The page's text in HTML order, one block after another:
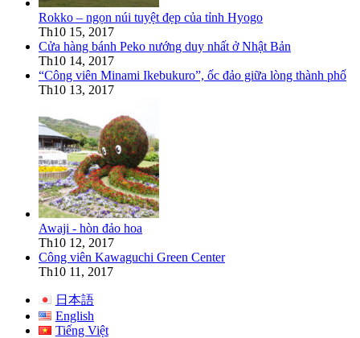
Rokko – ngọn núi tuyệt đẹp của tỉnh Hyogo
Th10 15, 2017
Cửa hàng bánh Peko nướng duy nhất ở Nhật Bản
Th10 14, 2017
“Công viên Minami Ikebukuro”, ốc đảo giữa lòng thành phố
Th10 13, 2017
Awaji - hòn đảo hoa
Th10 12, 2017
Công viên Kawaguchi Green Center
Th10 11, 2017
日本語
English
Tiếng Việt